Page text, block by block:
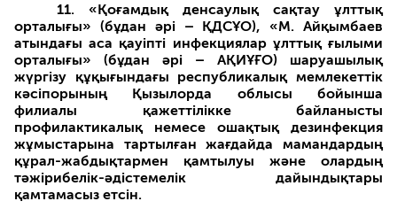
11. «Қоғамдық денсаулық сақтау ұлттық
орталығы» (бұдан әрі – ҚДСҰО), «М. Айқымбаев
атындағы аса қауіпті инфекциялар ұлттық ғылыми
орталығы» (бұдан әрі – АҚИҰҒО) шаруашылық
жүргізу құқығындағы республикалық мемлекеттік
кәсіпорының Қызылорда облысы бойынша
филиалы қажеттілікке байланысты
профилактикалық немесе ошақтық дезинфекция
жұмыстарына тартылған жағдайда мамандардың
құрал-жабдықтармен қамтылуы және олардың
тәжірибелік-әдістемелік дайындықтары
қамтамасыз етсін.